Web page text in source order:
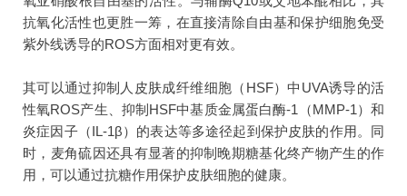
抗氧化活性也更胜一筹，在直接清除自由基和保护细胞免受
紫外线诱导的ROS方面相对更有效。
其可以通过抑制人皮肤成纤维细胞（HSF）中UVA诱导的活
性氧ROS产生、抑制HSF中基质金属蛋白酶-1（MMP-1）和
炎症因子（IL-1β）的表达等多途径起到保护皮肤的作用。同
时，麦角硫因还具有显著的抑制晚期糖基化终产物产生的作
用，可以通过抗糖作用保护皮肤细胞的健康。